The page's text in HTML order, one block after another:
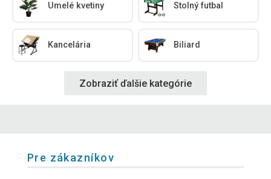
Umelé kvetiny Stolný futbal
Kancelária Biliard
Zobraziť ďalšie kategórie
Pre zákazníkov